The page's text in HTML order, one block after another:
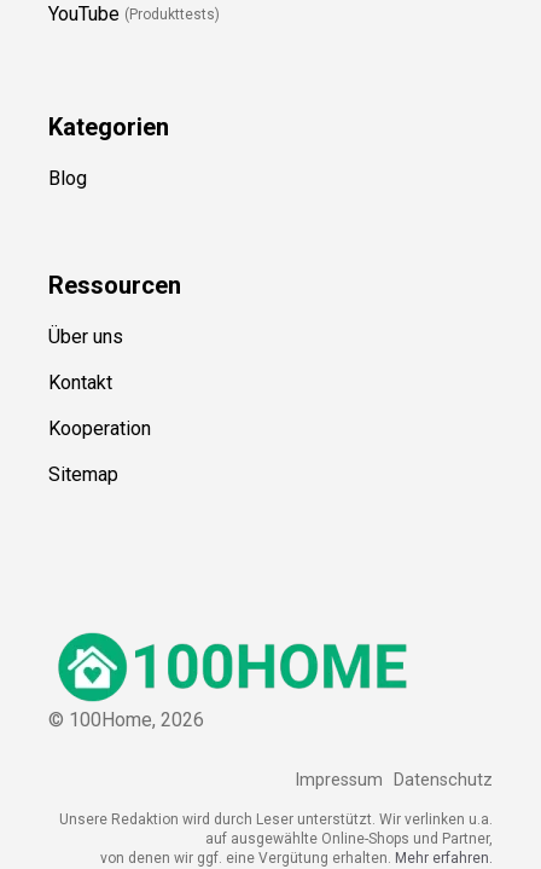
YouTube (Produkttests)
Kategorien
Blog
Ressourcen
Über uns
Kontakt
Kooperation
Sitemap
© 100Home, 2026
Impressum Datenschutz
Unsere Redaktion wird durch Leser unterstützt. Wir verlinken u.a.
auf ausgewählte Online-Shops und Partner,
von denen wir ggf. eine Vergütung erhalten. Mehr erfahren.